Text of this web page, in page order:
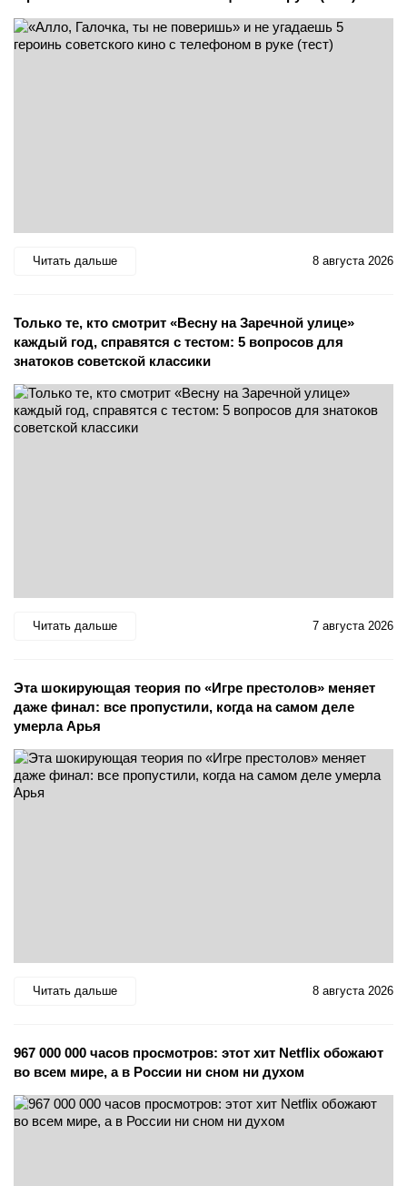
Читать дальше 8 августа 2026
Только те, кто смотрит «Весну на Заречной улице»
каждый год, справятся с тестом: 5 вопросов для
знатоков советской классики
Читать дальше 7 августа 2026
Эта шокирующая теория по «Игре престолов» меняет
даже финал: все пропустили, когда на самом деле
умерла Арья
Читать дальше 8 августа 2026
967 000 000 часов просмотров: этот хит Netflix обожают
во всем мире, а в России ни сном ни духом